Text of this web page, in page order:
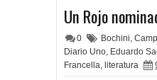
Un Rojo
0 Bochini,
Diario Uno, Eduardo
Francella, literatura